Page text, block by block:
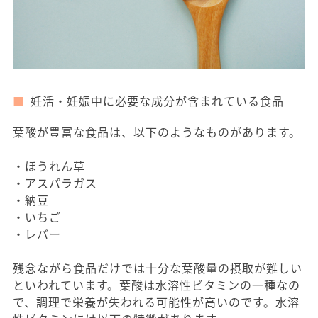
妊活・妊娠中に必要な成分が含まれている食品
葉酸が豊富な食品は、以下のようなものがあります。
・ほうれん草
・アスパラガス
・納豆
・いちご
・レバー
残念ながら食品だけでは十分な葉酸量の摂取が難しい
といわれています。葉酸は水溶性ビタミンの一種なの
で、調理で栄養が失われる可能性が高いのです。水溶